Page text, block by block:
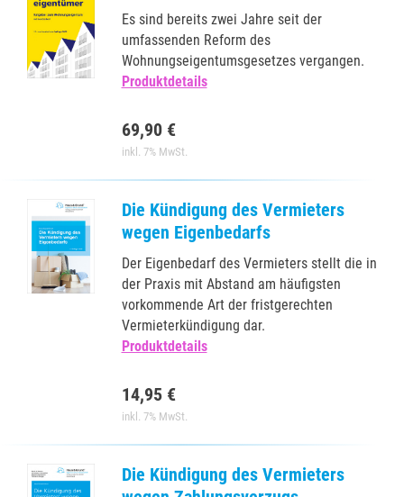
Es sind bereits zwei Jahre seit der
umfassenden Reform des
Wohnungseigentumsgesetzes vergangen.
Produktdetails
69,90 €
inkl. 7% MwSt.
Die Kündigung des Vermieters
wegen Eigenbedarfs
Der Eigenbedarf des Vermieters stellt die in
der Praxis mit Abstand am häufigsten
vorkommende Art der fristgerechten
Vermieterkündigung dar.
Produktdetails
14,95 €
inkl. 7% MwSt.
Die Kündigung des Vermieters